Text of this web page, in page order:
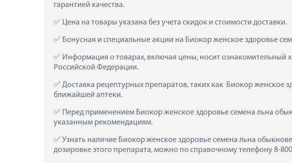
гарантией качества.
Цена на товары указана без учета скидок и стоимости доставки.
Бонусная и специальные акции на Биокор женское здоровье
Информация о товарах, включая цены, носит ознакомительный
Российской Федерации.
Доставка рецептурных препаратов, таких как  Биокор женское
ближайшей аптеки.
Перед применением Биокор женское здоровье семена льна
указанным рекомендациям.
Узнать наличие Биокор женское здоровье семена льна
дозировке этого препарата, можно по справочному телефону 8-